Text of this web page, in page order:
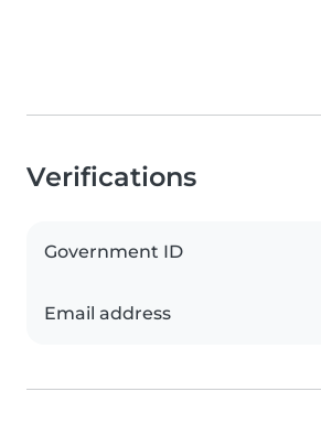
Verifications
Government ID
Email address